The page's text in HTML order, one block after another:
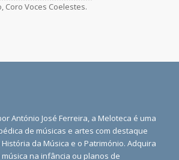
Coro Voces Coelestes.
António José Ferreira, a Meloteca é uma
de músicas e artes com destaque
da Música e o Património. Adquira
na infância ou planos de